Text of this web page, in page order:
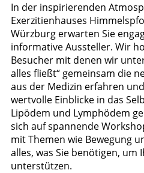
In der inspirierenden
Exerzitienhauses
Würzburg erwarten Sie
informative Aussteller. Wir
Besucher mit denen wir
alles fließt“ gemeinsam die
aus der Medizin erfahren
wertvolle Einblicke in das
Lipödem und Lymphödem
sich auf spannende
mit Themen wie Bewegung
alles, was Sie benötigen, um
unterstützen.